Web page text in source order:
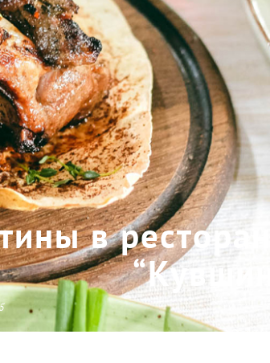
в ресторане
“Кувшин”